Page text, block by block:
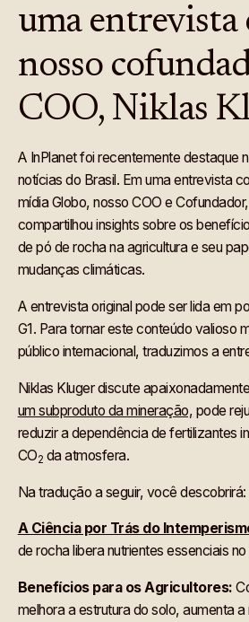
uma entrevista
nosso
COO, Niklas
A InPlanet foi recentemente destaque
notícias do Brasil. Em uma entrevista
mídia Globo, nosso COO e
compartilhou insights sobre os
de pó de rocha na agricultura e seu
mudanças climáticas.
A entrevista original pode ser lida em
G1. Para tornar este conteúdo valioso
público internacional, traduzimos a
Niklas Kluger discute
um subproduto da mineração, pode
reduzir a dependência de fertilizantes
CO2 da atmosfera.
Na tradução a seguir, você descobrirá:
A Ciência por Trás do
de rocha libera nutrientes essenciais no
Benefícios para os Agricultores:
melhora a estrutura do solo, aumenta